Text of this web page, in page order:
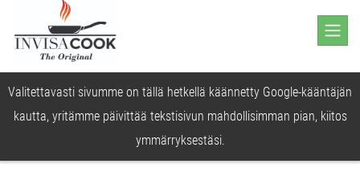
Valitettavasti sivumme on tällä hetkellä käännetty Google-kääntäjän
kautta, yritämme päivittää tekstisivun mahdollisimman pian, kiitos
ymmärryksestäsi.